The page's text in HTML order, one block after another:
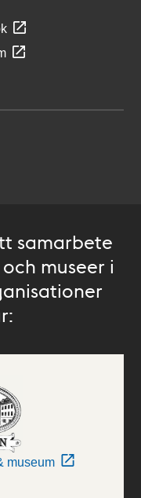
samarbete
museer i
museum